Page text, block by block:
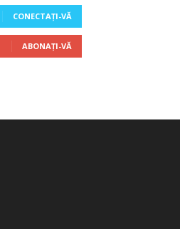
CONECTAȚI-VĂ
ABONAȚI-VĂ